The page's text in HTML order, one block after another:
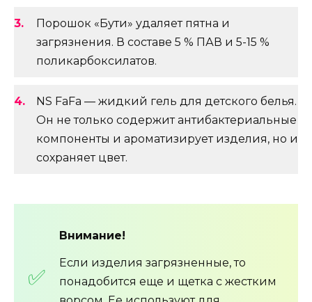
Порошок «Бути» удаляет пятна и
загрязнения. В составе 5 % ПАВ и 5-15 %
поликарбоксилатов.
NS FaFa — жидкий гель для детского белья.
Он не только содержит антибактериальные
компоненты и ароматизирует изделия, но и
сохраняет цвет.
Внимание!
Если изделия загрязненные, то
понадобится еще и щетка с жестким